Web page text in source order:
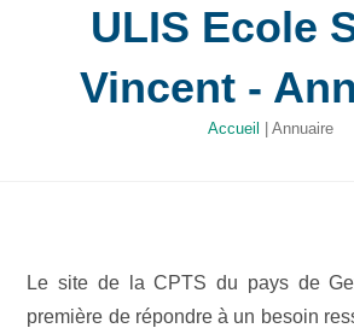
ULIS Ecole
Vincent -
Accueil | Annuaire
Le site de la CPTS du pays de
première de répondre à un besoin